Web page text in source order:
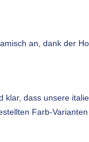
an, dank der
dass unsere
Farb-